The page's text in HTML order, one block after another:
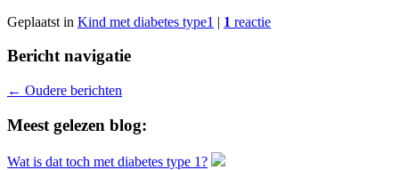
Geplaatst in Kind met diabetes type1 | 1 reactie
Bericht navigatie
← Oudere berichten
Meest gelezen blog:
Wat is dat toch met diabetes type 1?